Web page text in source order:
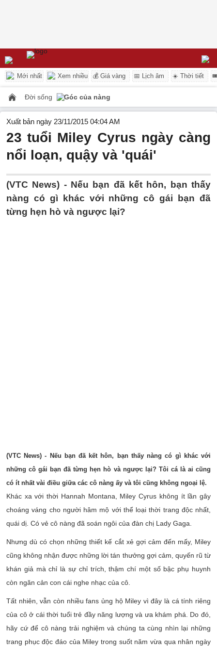
Mới nhất Xem nhiều 💰 Giá vàng 📅 Lịch âm ☀️ Thời tiết
Đời sống Góc của nàng
Xuất bản ngày 23/11/2015 04:04 AM
23 tuổi Miley Cyrus ngày càng
nổi loạn, quậy và 'quái'
(VTC News) - Nếu bạn đã kết hôn, bạn thấy
nàng có gì khác với những cô gái bạn đã
từng hẹn hò và ngược lại?
(VTC News) - Nếu bạn đã kết hôn, bạn thấy nàng có gì khác với
những cô gái bạn đã từng hẹn hò và ngược lại? Tôi cá là ai cũng
có ít nhất vài điều giữa các cô nàng ấy và tôi cũng không ngoại lệ.
Khác xa với thời Hannah Montana, Miley Cyrus không ít lần gây
choáng váng cho người hâm mộ với thể loại thời trang độc nhất,
quái dị. Có vẻ cô nàng đã soán ngôi của đàn chị Lady Gaga.
Nhưng dù có chọn những thiết kế cắt xẻ gợi cảm đến mấy, Miley
cũng không nhận được những lời tán thưởng gợi cảm, quyến rũ từ
khán giả mà chỉ là sự chỉ trích, thậm chí một số bậc phụ huynh
còn ngăn cản con cái nghe nhạc của cô.
Tất nhiên, vẫn còn nhiều fans ủng hộ Miley vì đây là cá tính riêng
của cô ở cái thời tuổi trẻ đầy năng lượng và ưa khám phá. Do đó,
hãy cứ để cô nàng trải nghiệm và chúng ta cùng nhìn lại những
trang phục độc đáo của Miley trong suốt năm vừa qua nhân ngày